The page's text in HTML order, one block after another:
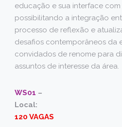
educação e sua interface com
possibilitando a integração
processo de reflexão e
desafios contemporâneos da
convidados de renome para
assuntos de interesse da área.
WS01 –
Local:
120 VAGAS